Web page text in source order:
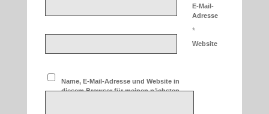
E-Mail-
Adresse
*
Website
Name, E-Mail-Adresse und Website in
diesem Browser für meinen nächsten